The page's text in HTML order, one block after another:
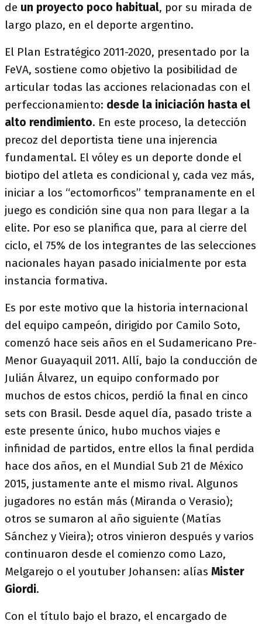
de un proyecto poco habitual, por su mirada de
largo plazo, en el deporte argentino.
El Plan Estratégico 2011-2020, presentado por la
FeVA, sostiene como objetivo la posibilidad de
articular todas las acciones relacionadas con el
perfeccionamiento: desde la iniciación hasta el
alto rendimiento. En este proceso, la detección
precoz del deportista tiene una injerencia
fundamental. El vóley es un deporte donde el
biotipo del atleta es condicional y, cada vez más,
iniciar a los “ectomorficos” tempranamente en el
juego es condición sine qua non para llegar a la
elite. Por eso se planifica que, para al cierre del
ciclo, el 75% de los integrantes de las selecciones
nacionales hayan pasado inicialmente por esta
instancia formativa.
Es por este motivo que la historia internacional
del equipo campeón, dirigido por Camilo Soto,
comenzó hace seis años en el Sudamericano Pre-
Menor Guayaquil 2011. Allí, bajo la conducción de
Julián Álvarez, un equipo conformado por
muchos de estos chicos, perdió la final en cinco
sets con Brasil. Desde aquel día, pasado triste a
este presente único, hubo muchos viajes e
infinidad de partidos, entre ellos la final perdida
hace dos años, en el Mundial Sub 21 de México
2015, justamente ante el mismo rival. Algunos
jugadores no están más (Miranda o Verasio);
otros se sumaron al año siguiente (Matías
Sánchez y Vieira); otros vinieron después y varios
continuaron desde el comienzo como Lazo,
Melgarejo o el youtuber Johansen: alías Mister
Giordi.
Con el título bajo el brazo, el encargado de